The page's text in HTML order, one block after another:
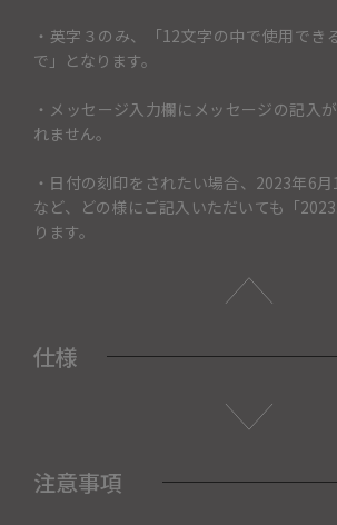
・英字３のみ、「12文字の中で使用でき
で」となります。
・メッセージ入力欄にメッセージの記入
れません。
・日付の刻印をされたい場合、2023年6
など、どの様にご記入いただいても「
ります。
仕様
注意事項